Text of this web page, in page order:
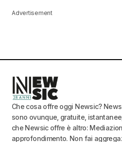
Advertisement
Che cosa offre oggi Newsic?
sono ovunque, gratuite,
che Newsic offre è altro:
approfondimento. Non fai